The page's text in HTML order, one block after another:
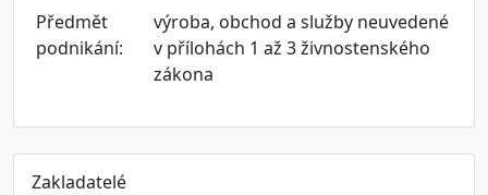
Předmět
podnikání:
výroba, obchod a služby neuvedené
v přílohách 1 až 3 živnostenského
zákona
Zakladatelé